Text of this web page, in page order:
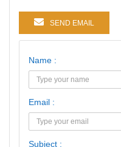
SEND EMAIL
Name :
Email :
Subject :